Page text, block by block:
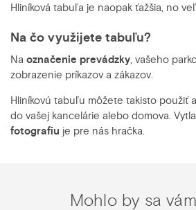
Hliníková tabuľa je naopak ťažšia, no
Na čo využijete tabuľu?
Na označenie prevádzky, vašeho
zobrazenie príkazov a zákazov.
Hliníkovú tabuľu môžete takisto použiť
do vašej kancelárie alebo domova.
fotografiu je pre nás hračka.
Mohlo by sa